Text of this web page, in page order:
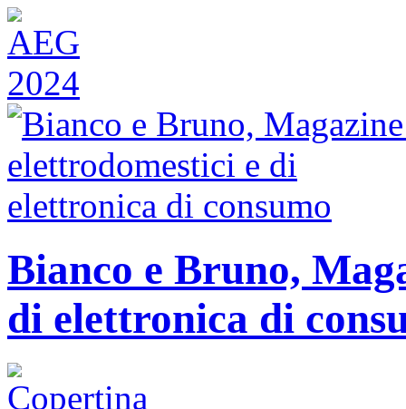
Bianco e Bruno,
di elettronica di